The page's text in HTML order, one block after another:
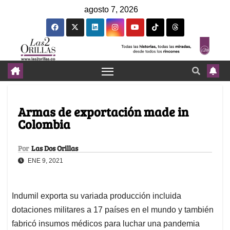
agosto 7, 2026
Armas de exportación made in
Colombia
Por Las Dos Orillas
ENE 9, 2021
Indumil exporta su variada producción incluida
dotaciones militares a 17 países en el mundo y también
fabricó insumos médicos para luchar una pandemia